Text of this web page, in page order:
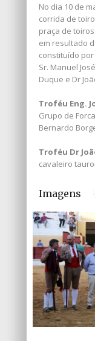
No dia 10 de
corrida de
praça de
em resultado
constituído por
Sr. Manuel
Duque e Dr
Troféu Eng.
Grupo de
Bernardo
Troféu Dr
cavaleiro
Imagens